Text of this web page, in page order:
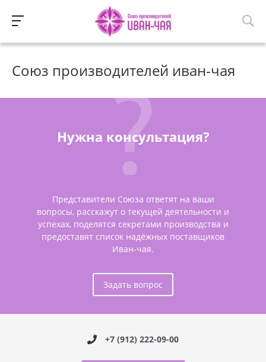
Союз производителей иван-чая
Нужна консультация?
Представители Союза ответят на ваши
вопросы, расскажут о текущей деятельности и
успехах, поделятся секретами производства и
предоставят список надёжных поставщиков
Иван-чая.
Задать вопрос
+7 (912) 222-09-00